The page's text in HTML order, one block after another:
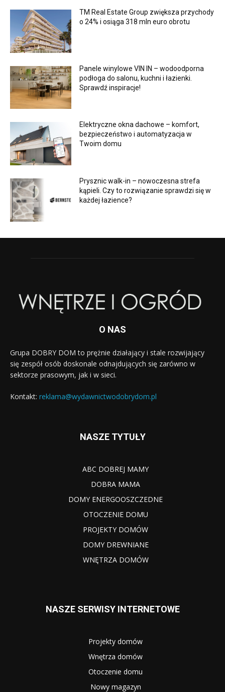
TM Real Estate Group zwiększa przychody
o 24% i osiąga 318 mln euro obrotu
Panele winylowe VIN IN – wodoodporna
podłoga do salonu, kuchni i łazienki.
Sprawdź inspiracje!
Elektryczne okna dachowe – komfort,
bezpieczeństwo i automatyzacja w
Twoim domu
Prysznic walk-in – nowoczesna strefa
kąpieli. Czy to rozwiązanie sprawdzi się w
każdej łazience?
O NAS
Grupa DOBRY DOM to prężnie działający i stale rozwijający
się zespół osób doskonale odnajdujących się zarówno w
sektorze prasowym, jak i w sieci.
Kontakt: reklama@wydawnictwodobrydom.pl
NASZE TYTUŁY
ABC DOBREJ MAMY
DOBRA MAMA
DOMY ENERGOOSZCZEDNE
OTOCZENIE DOMU
PROJEKTY DOMÓW
DOMY DREWNIANE
WNĘTRZA DOMÓW
NASZE SERWISY INTERNETOWE
Projekty domów
Wnętrza domów
Otoczenie domu
Nowy magazyn